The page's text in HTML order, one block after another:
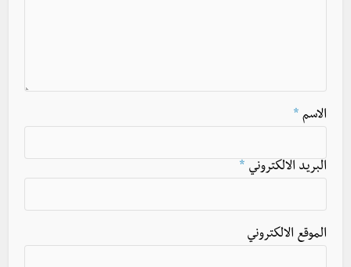
الاسم *
البريد الالكتروني *
الموقع الالكتروني